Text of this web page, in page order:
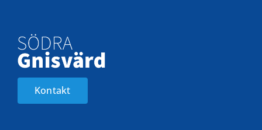
Kontakt